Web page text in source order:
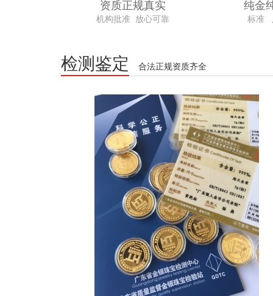
资质正规真实
机构批准 放心可靠
纯金
标准
检测鉴定 合法正规资质齐全